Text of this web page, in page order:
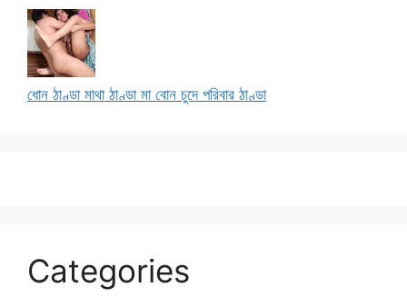
ধোন ঠাণ্ডা মাথা ঠাণ্ডা মা বোন চুদে পরিবার ঠাণ্ডা
Categories